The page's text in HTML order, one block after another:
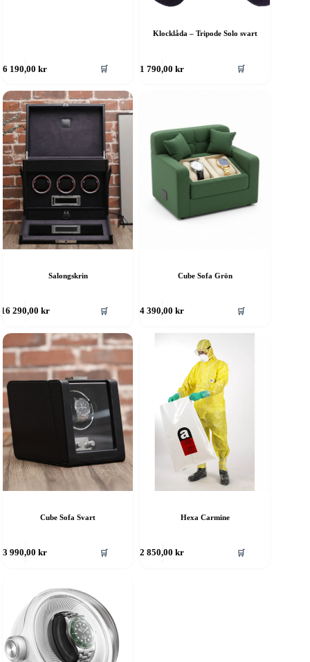
6 190,00kr 🛒
Klocklåda – Tripode Solo svart
1 790,00kr 🛒
Salongskrin
16 290,00 kr 🛒
Cube Sofa Grön
4 390,00kr 🛒
Cube Sofa Svart
3 990,00kr 🛒
Hexa Carmine
2 850,00kr 🛒